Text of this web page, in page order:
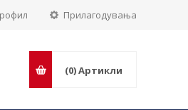
Прилагодувања
(0)Артикли